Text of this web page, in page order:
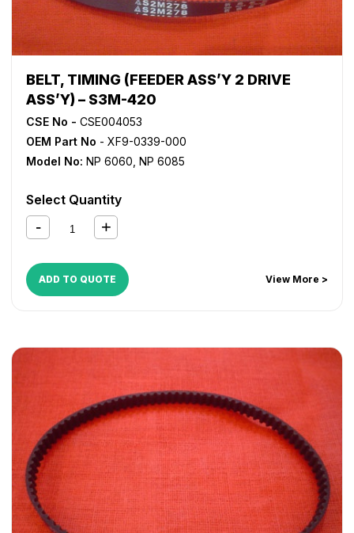
BELT, TIMING (FEEDER ASS’Y 2 DRIVE
ASS’Y) – S3M-420
CSE No - CSE004053
OEM Part No - XF9-0339-000
Model No: NP 6060 NP 6085
Select Quantity
ADD TO QUOTE View More >